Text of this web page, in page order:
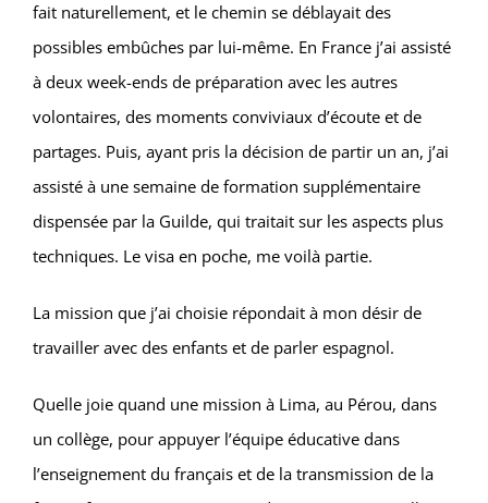
fait naturellement, et le chemin se déblayait des
possibles embûches par lui-même. En France j’ai assisté
à deux week-ends de préparation avec les autres
volontaires, des moments conviviaux d’écoute et de
partages. Puis, ayant pris la décision de partir un an, j’ai
assisté à une semaine de formation supplémentaire
dispensée par la Guilde, qui traitait sur les aspects plus
techniques. Le visa en poche, me voilà partie.
La mission que j’ai choisie répondait à mon désir de
travailler avec des enfants et de parler espagnol.
Quelle joie quand une mission à Lima, au Pérou, dans
un collège, pour appuyer l’équipe éducative dans
l’enseignement du français et de la transmission de la